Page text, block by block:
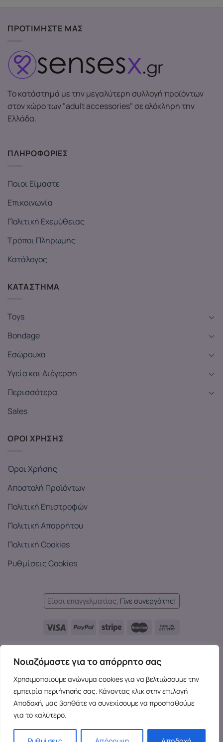
Νοιαζόμαστε για το απόρρητο σας
Χρησιμοποιούμε ανώνυμα cookies για να βελτιώσουμε την
εμπειρία περιήγησής σας. Κάνοντας κλικ στην επιλογή
Αποδοχή, μας βοηθάτε να συνεχίσουμε να προσπαθούμε
για το καλύτερο.
ΠΡΟΤΙΜΗΣΤΕ ΜΑΣ
Το κατάστημά με την μεγαλύτερη συλλογή προϊόντων
στον χώρο των "adult accessories" σε ολόκληρη την
Ελλάδα.
ΠΛΗΡΟΦΟΡΙΕΣ
Ποιοι Είμαστε
Επικοινωνία
Πολιτική Εχεμύθειας
Τρόποι Πληρωμής
Κατάλογος
ΚΑΤΑΣΤΗΜΑ
Toys
Bondage
Εσώρουχα
Υγεία και Διέγερση
Περισσότερα
Sales
ΟΡΟΙ ΧΡΗΣΗΣ
Όροι Χρήσης
Αποστολή Προϊόντων
Πολιτική Επιστροφών
Πολιτική Απορρήτου
Πολιτική Cookies
Ρυθμίσεις Cookies
Είσαι επαγγελματίας; Γίνε συνεργάτης!
Languages:
EL
EN EL
Copyright 2026 © SensesX
- Adult toys and merchandise | All
rights reserved.